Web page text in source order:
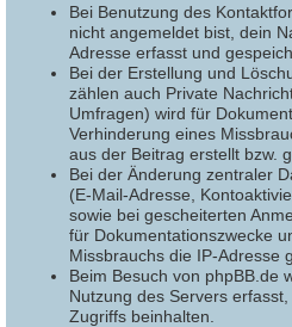
Bei Benutzung des
nicht angemeldet bist, dein
Adresse erfasst und
Bei der Erstellung und
zählen auch Private
Umfragen) wird für
Verhinderung eines
aus der Beitrag erstellt bzw.
Bei der Änderung zentraler
(E-Mail-Adresse,
sowie bei gescheiterten
für Dokumentationszwecke
Missbrauchs die IP-Adresse
Beim Besuch von phpBB.de
Nutzung des Servers
Zugriffs beinhalten.